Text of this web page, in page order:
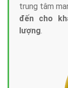
trung tâm
đến cho
lượng.